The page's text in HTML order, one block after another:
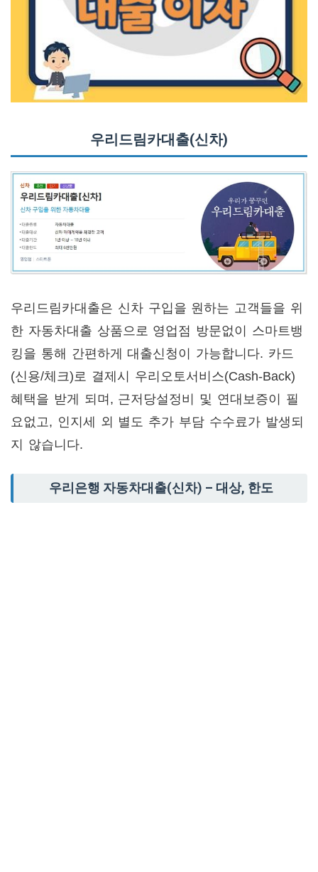
우리드림카대출(신차)
우리드림카대출은 신차 구입을 원하는 고객들을 위
한 자동차대출 상품으로 영업점 방문없이 스마트뱅
킹을 통해 간편하게 대출신청이 가능합니다. 카드
(신용/체크)로 결제시 우리오토서비스(Cash-Back)
혜택을 받게 되며, 근저당설정비 및 연대보증이 필
요없고, 인지세 외 별도 추가 부담 수수료가 발생되
지 않습니다.
우리은행 자동차대출(신차) – 대상, 한도